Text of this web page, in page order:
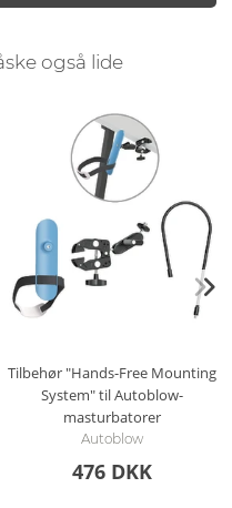
også lide
Tilbehør "Hands-Free Mounting
System" til Autoblow-
masturbatorer
Autoblow
476 DKK